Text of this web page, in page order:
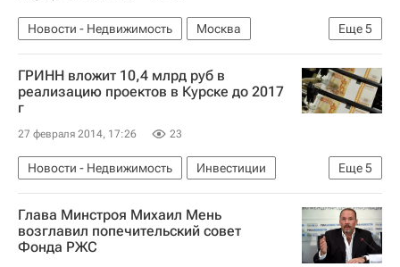
Еще5
Новости - Недвижимость
Москва
Недвижимость
Медучреждения
Проектирование
Министерство строительства и жилищно-коммунального хозяйства РФ (Минстрой России)
Россия
ГРИНН вложит 10,4 млрд руб в
реализацию проектов в Курске до 2017
г
27 февраля 2014, 17:26 23
Еще5
Новости - Недвижимость
Инвестиции
Коммерческая недвижимость
Девелоперы
Курск
Строительство Россия
Глава Минстроя Михаил Мень
возглавил попечительский совет
Фонда РЖС